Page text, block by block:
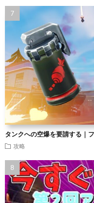
タンクへの空爆を要請する｜
攻略